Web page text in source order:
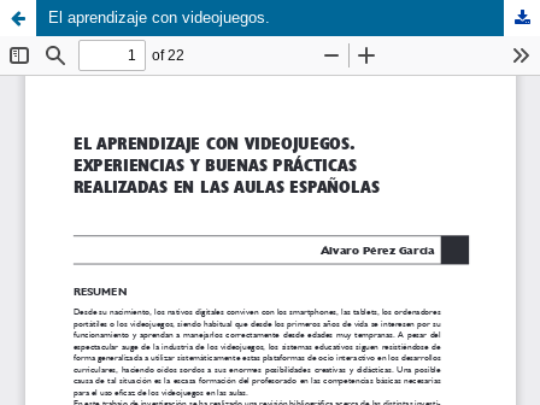
El aprendizaje con videojuegos.